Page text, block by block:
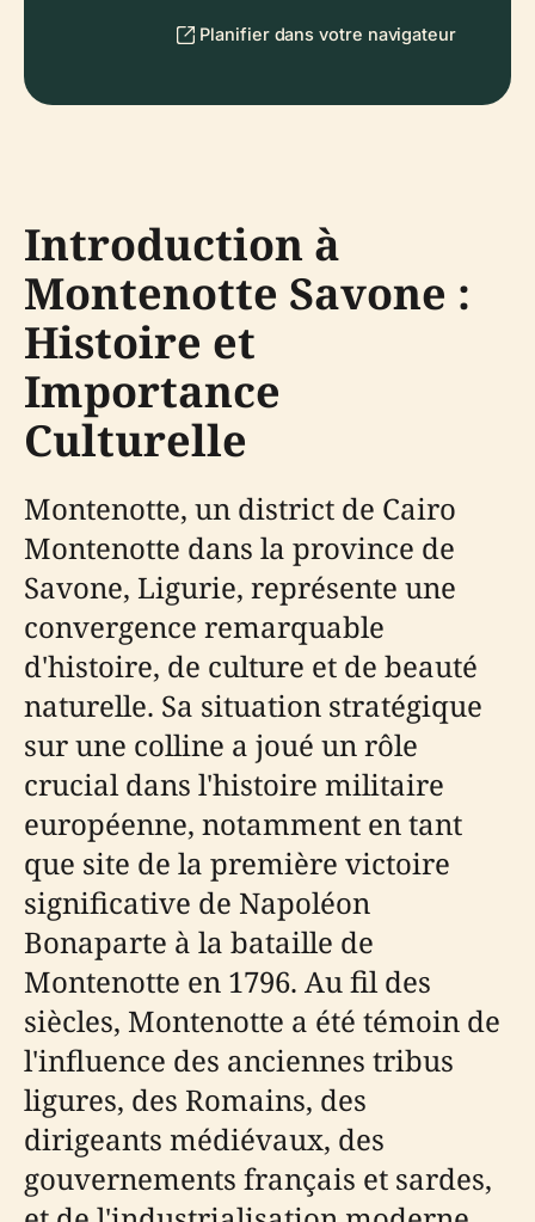
Planifier dans votre navigateur
Introduction à
Montenotte Savone :
Histoire et
Importance
Culturelle
Montenotte, un district de Cairo
Montenotte dans la province de
Savone, Ligurie, représente une
convergence remarquable
d'histoire, de culture et de beauté
naturelle. Sa situation stratégique
sur une colline a joué un rôle
crucial dans l'histoire militaire
européenne, notamment en tant
que site de la première victoire
significative de Napoléon
Bonaparte à la bataille de
Montenotte en 1796. Au fil des
siècles, Montenotte a été témoin de
l'influence des anciennes tribus
ligures, des Romains, des
dirigeants médiévaux, des
gouvernements français et sardes,